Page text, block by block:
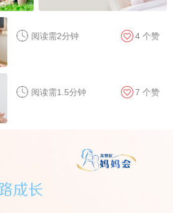
阅读需2分钟 4个赞
阅读需1.5分钟 7 个赞
成长